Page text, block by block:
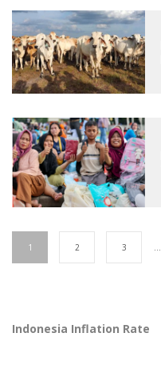
1 2 3
Indonesia Inflation Rate